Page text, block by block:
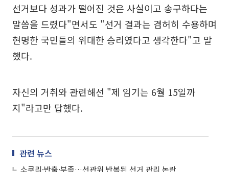
선거보다 성과가 떨어진 것은 사실이고 송구하다는
말씀을 드렸다"면서도 "선거 결과는 겸허히 수용하며
현명한 국민들의 위대한 승리였다고 생각한다"고 말
했다.
자신의 거취와 관련해선 "제 임기는 6월 15일까
지"라고만 답했다.
관련 뉴스
소쿠리·반출·부족…선관위 반복된 선거 관리 논란